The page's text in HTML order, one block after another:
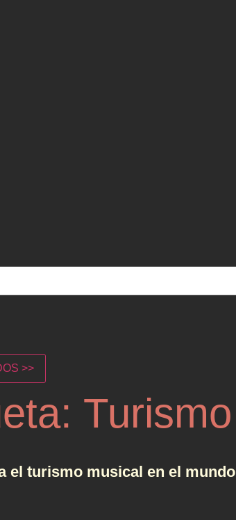
>>
Turismo
el turismo musical en el mundo